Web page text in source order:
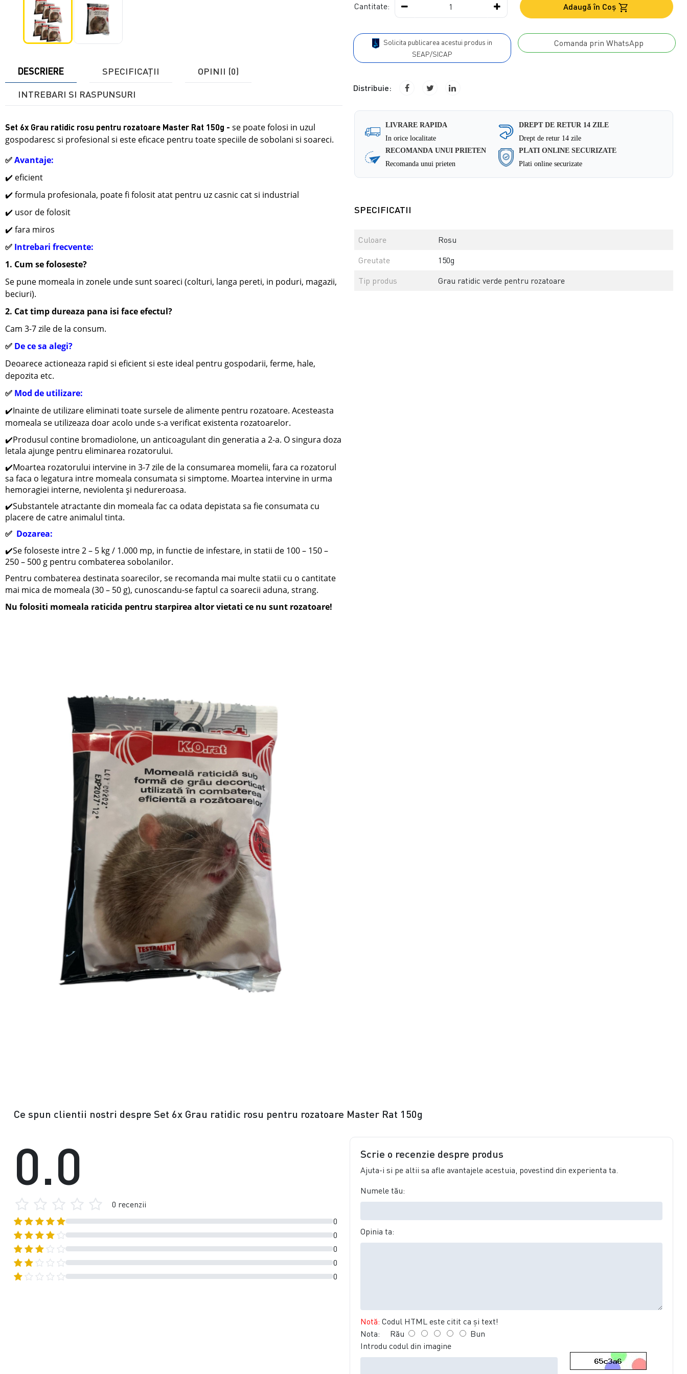
DESCRIERE SPECIFICAŢII OPINII (0)
INTREBARI SI RASPUNSURI
Set 6x Grau ratidic rosu pentru rozatoare Master Rat 150g -se poate folosi in uzul
gospodaresc si profesional si este eficace pentru toate speciile de sobolani si soareci.
✅Avantaje:
✔️ eficient
✔️ formula profesionala, poate fi folosit atat pentru uz casnic cat si industrial
✔️ usor de folosit
✔️ fara miros
✅ Intrebari frecvente:
1. Cum se foloseste?
Se pune momeala in zonele unde sunt soareci (colturi, langa pereti, in poduri, magazii,
beciuri).
2. Cat timp dureaza pana isi face efectul?
Cam 3-7 zile de la consum.
✅ De ce sa alegi?
Deoarece actioneaza rapid si eficient si este ideal pentru gospodarii, ferme, hale,
depozita etc.
✅ Mod de utilizare:
✔️Inainte de utilizare eliminati toate sursele de alimente pentru rozatoare. Acesteasta
momeala se utilizeaza doar acolo unde s-a verificat existenta rozatoarelor.
✔️Produsul contine bromadiolone, un anticoagulant din generatia a 2-a. O singura doza
letala ajunge pentru eliminarea rozatorului.
✔️Moartea rozatorului intervine in 3-7 zile de la consumarea momelii, fara ca rozatorul
sa faca o legatura intre momeala consumata si simptome. Moartea intervine in urma
hemoragiei interne, neviolenta şi nedureroasa.
✔️Substantele atractante din momeala fac ca odata depistata sa fie consumata cu
placere de catre animalul tinta.
✅ Dozarea:
✔️Se foloseste intre 2 – 5 kg / 1.000 mp, in functie de infestare, in statii de 100 – 150 –
250 – 500 g pentru combaterea sobolanilor.
Pentru combaterea destinata soarecilor, se recomanda mai multe statii cu o cantitate
mai mica de momeala (30 – 50 g), cunoscandu-se faptul ca soarecii aduna, strang.
Nu folositi momeala raticida pentru starpirea altor vietati ce nu sunt rozatoare!
Cantitate: Adaugă în Coş
SEAP/SICAP
Comanda prin WhatsApp
Distribuie:
LIVRARE RAPIDA
In orice localitate
DREPT DE RETUR 14 ZILE
Drept de retur 14 zile
RECOMANDA UNUI PRIETEN
Recomanda unui prieten
PLATI ONLINE SECURIZATE
Plati online securizate
SPECIFICATII
Culoare
Rosu
Greutate
150g
Tip produs
Grau ratidic verde pentru rozatoare
Ce spun clientii nostri despre Set 6x Grau ratidic rosu pentru rozatoare Master Rat 150g
0
0
0
0
0
0.0
0 recenzii
Scrie o recenzie despre produs
Ajuta-i si pe altii sa afle avantajele acestuia, povestind din experienta ta.
Numele tău:
Opinia ta:
Notă: Codul HTML este citit ca şi text!
Nota: Rău
Bun
Introdu codul din imagine